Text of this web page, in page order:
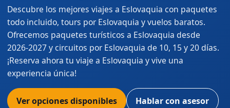
Descubre los mejores viajes a Eslovaquia con paquetes
todo incluido, tours por Eslovaquia y vuelos baratos.
Ofrecemos paquetes turísticos a Eslovaquia desde
2026-2027 y circuitos por Eslovaquia de 10, 15 y 20 días.
¡Reserva ahora tu viaje a Eslovaquia y vive una
experiencia única!
Ver opciones disponibles Hablar con asesor